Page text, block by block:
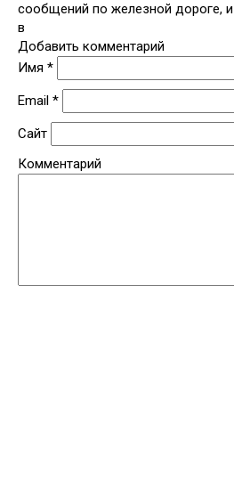
сообщений по железной дороге,
в
Добавить комментарий
Имя *
Email *
Сайт
Комментарий